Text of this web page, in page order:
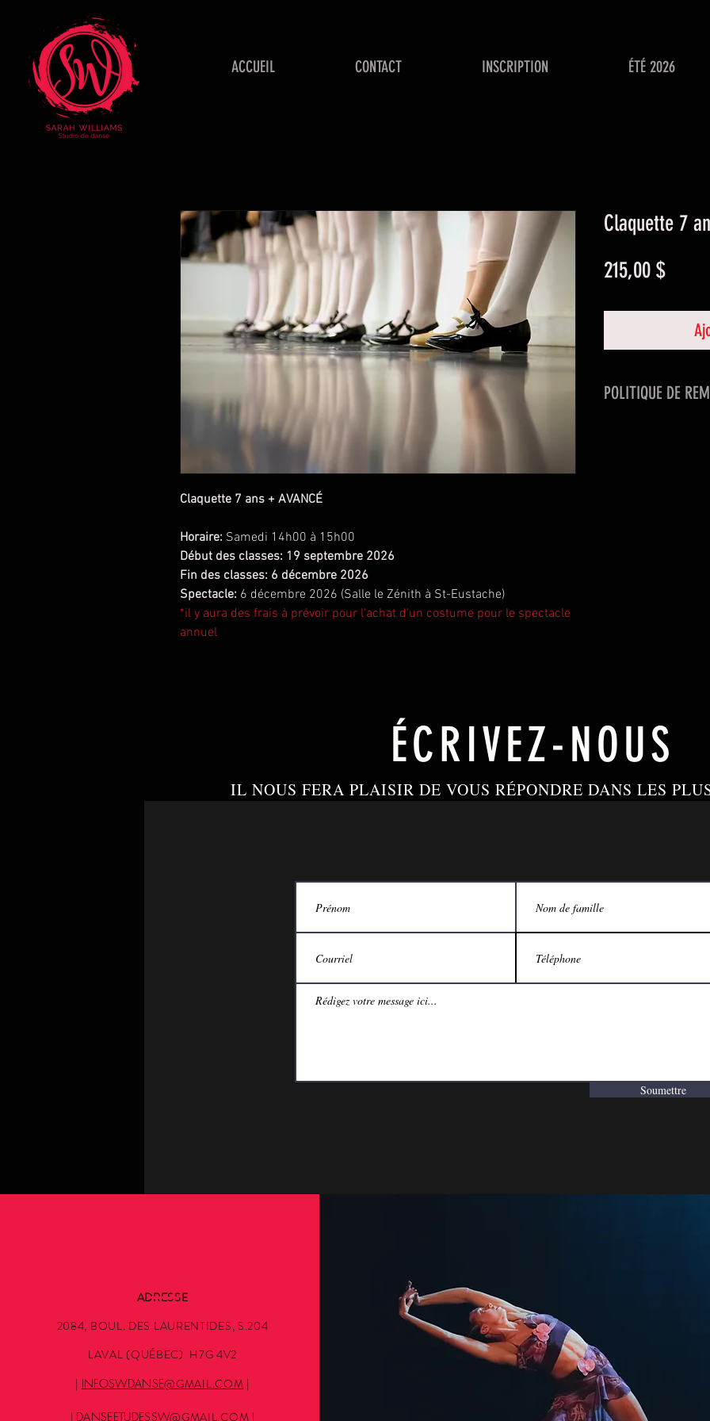
ACCUEIL CONTACT INSCRIPTION ÉTÉ 2026
Claquette 7 ans + AVANCÉ
Horaire: Samedi 14h00 à 15h00
Début des classes: 19 septembre 2026
Fin des classes: 6 décembre 2026
Spectacle: 6 décembre 2026 (Salle le Zénith à St-Eustache)
*il y aura des frais à prévoir pour l'achat d'un costume pour le spectacle
annuel
Claquette 7
215,00 $Prix
POLITIQUE DE
ÉCRIVEZ-NOUS
IL NOUS FERA PLAISIR DE VOUS RÉPONDRE DANS LES
Soumettre
ADRESSE
2084, BOUL. DES LAURENTIDES, S.204
LAVAL (QUÉBEC) H7G 4V2
| INFOSWDANSE@GMAIL.COM |
| DANSEETUDESSW@GMAIL.COM |